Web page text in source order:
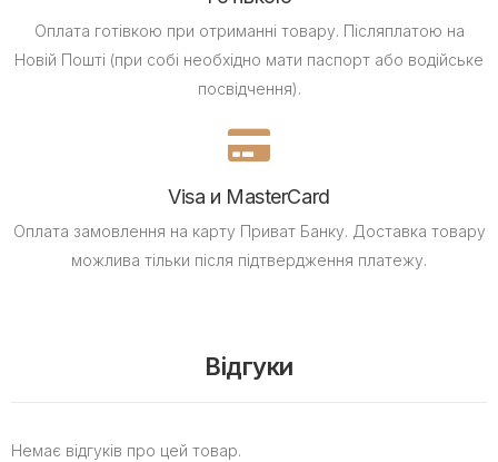
Оплата готівкою при отриманні товару. Післяплатою на
Новій Пошті (при собі необхідно мати паспорт або водійське
посвідчення).
Visa и MasterCard
Оплата замовлення на карту Приват Банку. Доставка товару
можлива тільки після підтвердження платежу.
Відгуки
Немає відгуків про цей товар.